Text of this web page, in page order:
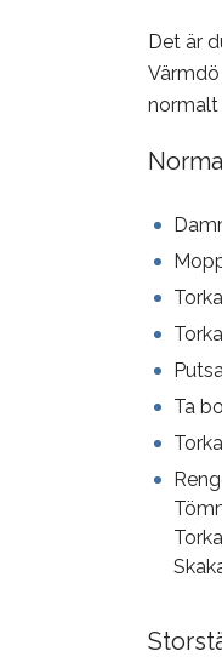
Det är
normalt
Ta